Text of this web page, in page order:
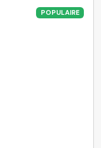
POPULAIRE